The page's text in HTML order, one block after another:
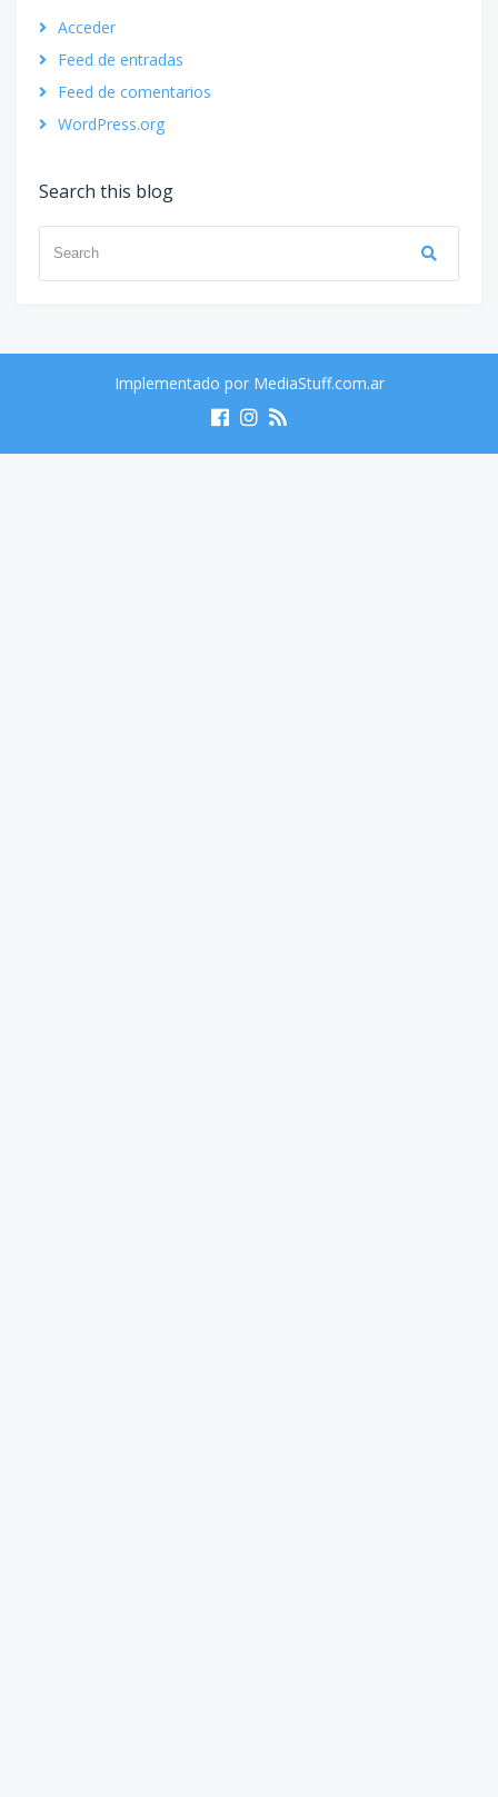
Acceder
Feed de entradas
Feed de comentarios
WordPress.org
Search this blog
for:
Implementado por MediaStuff.com.ar